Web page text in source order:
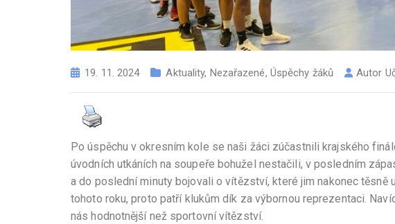
19. 11. 2024 Aktuality, Nezařazené, Úspěchy žáků Autor
Po úspěchu v okresním kole se naši žáci zúčastnili krajského
úvodních utkáních na soupeře bohužel nestačili, v posledním
a do poslední minuty bojovali o vítězství, které jim nakonec
tohoto roku, proto patří klukům dík za výbornou reprezentaci.
nás hodnotnější než sportovní vítězství.